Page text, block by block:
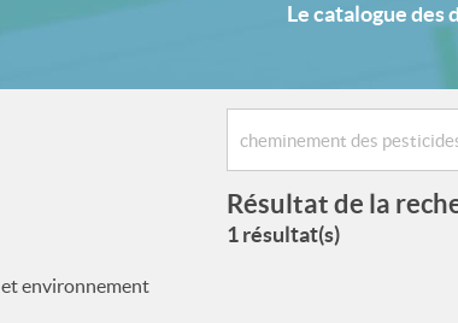
Le catalogue des
environnement
Résultat de la
1 résultat(s)